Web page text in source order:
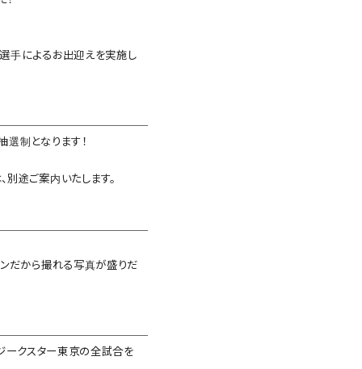
手によるお出迎えを実施し
選制となります！
途ご案内いたします。
ンだから撮れる写真が盛りだ
ークスター東京の全試合を